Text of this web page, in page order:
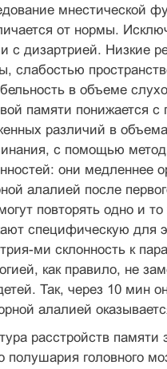
мнестической
от нормы.
с дизартрией. Низкие
слабостью
в объеме
памяти понижается с
различий в
с помощью
они медленнее
алалией после
повторять одно и
специфическую для
ми склонность к
как правило, не
Так, через 10 мин
алалией
расстройств
полушария головного